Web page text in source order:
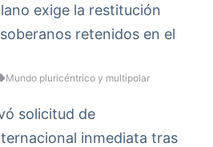
exige la restitución
retenidos en el
Mundo pluricéntrico y multipolar
solicitud de
inmediata tras